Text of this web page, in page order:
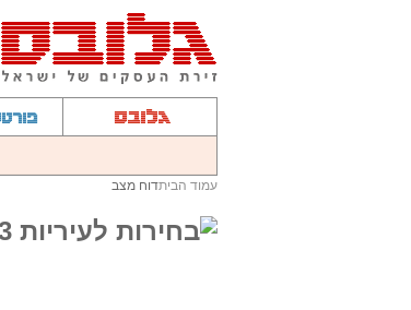
עמוד הביתדוח מצב